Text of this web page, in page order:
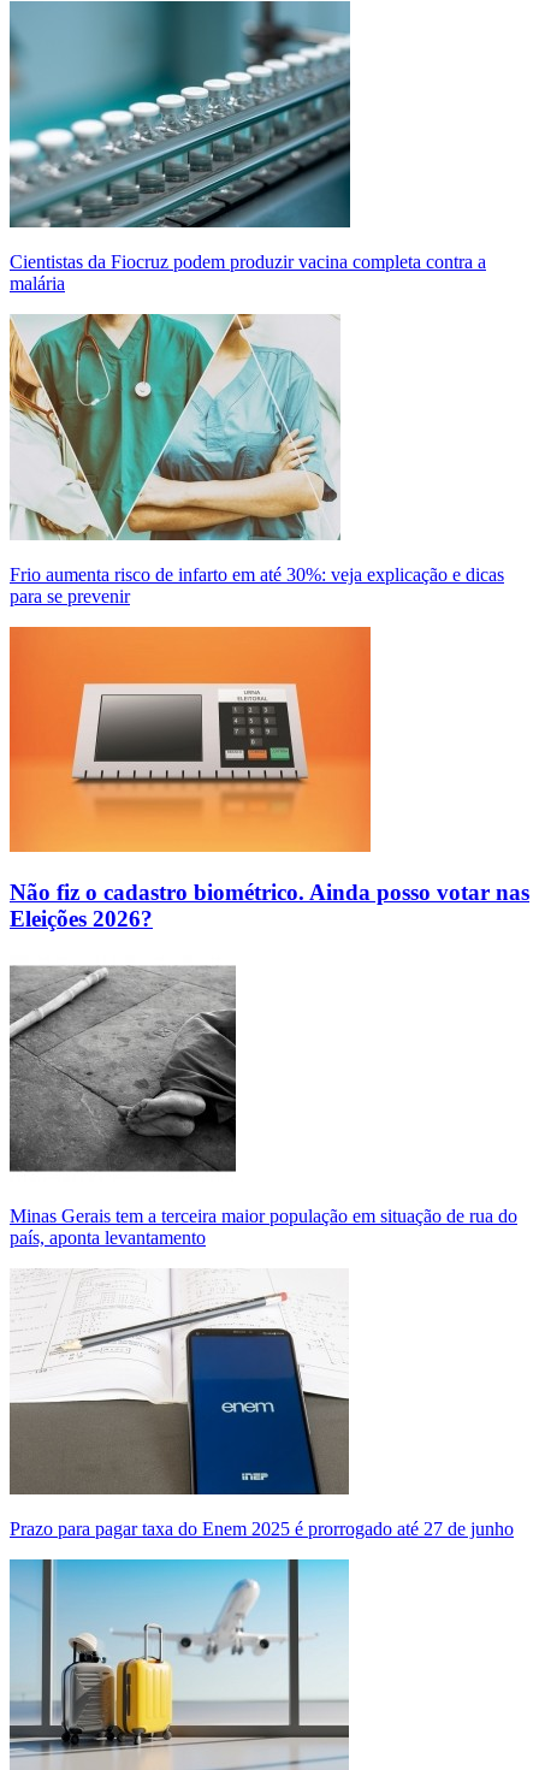
Cientistas da Fiocruz podem produzir vacina completa contra a
malária
Frio aumenta risco de infarto em até 30%: veja explicação e dicas
para se prevenir
Não fiz o cadastro biométrico. Ainda posso votar nas
Eleições 2026?
Minas Gerais tem a terceira maior população em situação de rua do
país, aponta levantamento
Prazo para pagar taxa do Enem 2025 é prorrogado até 27 de junho